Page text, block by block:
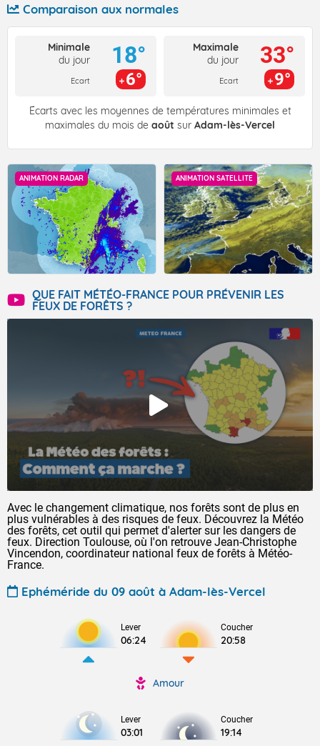
Comparaison aux normales
Minimale
du jour
Ecart
18°
6°
Maximale
du jour
Ecart
33°
9°
Écarts avec les moyennes de températures minimales et
maximales du mois de août sur Adam-lès-Vercel
ANIMATION RADAR ANIMATION SATELLITE
QUE FAIT MÉTÉO-FRANCE POUR PRÉVENIR LES
FEUX DE FORÊTS ?
Avec le changement climatique, nos forêts sont de plus en
plus vulnérables à des risques de feux. Découvrez la Météo
des forêts, cet outil qui permet d'alerter sur les dangers de
feux. Direction Toulouse, où l'on retrouve Jean-Christophe
Vincendon, coordinateur national feux de forêts à Météo-
France.
Ephéméride du 09 août à Adam-lès-Vercel
Lever
06:24
Coucher
20:58
Amour
Lever
03:01
Coucher
19:14